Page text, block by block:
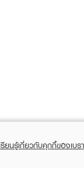
เรียนรู้เกี่ยวกับคุกกี้ของเบร